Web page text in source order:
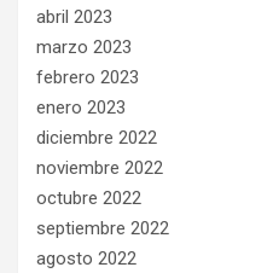
abril 2023
marzo 2023
febrero 2023
enero 2023
diciembre 2022
noviembre 2022
octubre 2022
septiembre 2022
agosto 2022